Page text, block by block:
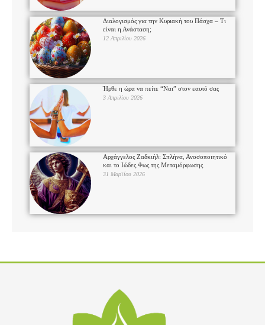
Διαλογισμός για την Κυριακή του Πάσχα – Τι
είναι η Ανάσταση;
12 Απριλίου 2026
Ήρθε η ώρα να πείτε “Ναι” στον εαυτό σας
3 Απριλίου 2026
Αρχάγγελος Ζαδκιήλ: Σπλήνα, Ανοσοποιητικό
και το Ιώδες Φως της Μεταμόρφωσης
31 Μαρτίου 2026